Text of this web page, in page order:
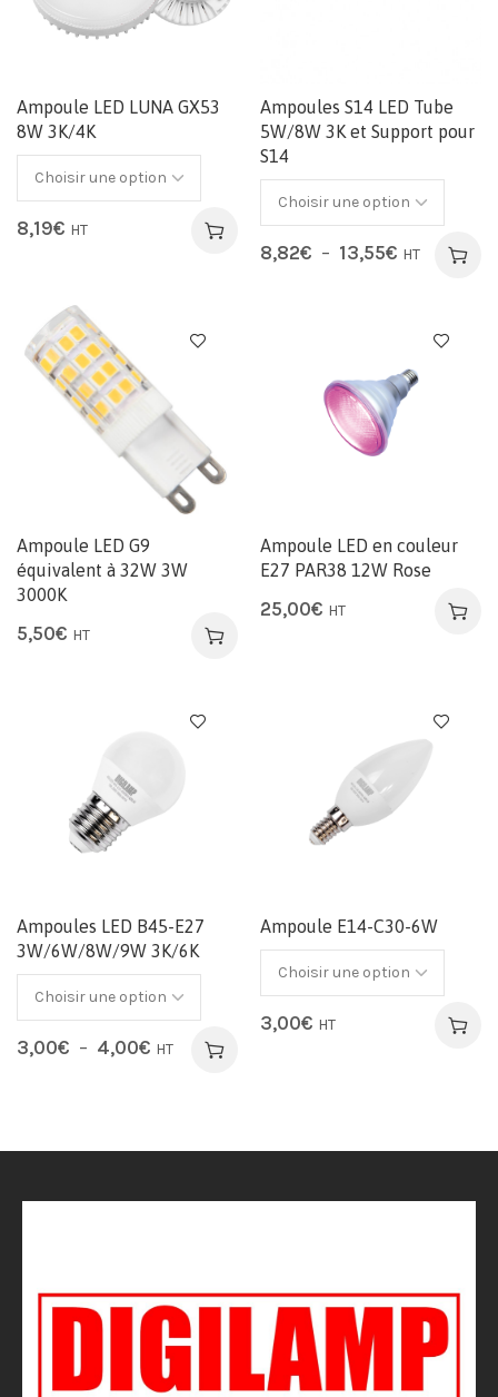
Ampoule LED LUNA GX53
8W 3K/4K
8,19€ HT
Ampoules S14 LED Tube
5W/8W 3K et Support pour
S14
8,82€ – 13,55€ HT
Ampoule LED G9
équivalent à 32W 3W
3000K
5,50€ HT
Ampoule LED en couleur
E27 PAR38 12W Rose
25,00€ HT
Ampoules LED B45-E27
3W/6W/8W/9W 3K/6K
3,00€ – 4,00€ HT
Ampoule E14-C30-6W
3,00€ HT